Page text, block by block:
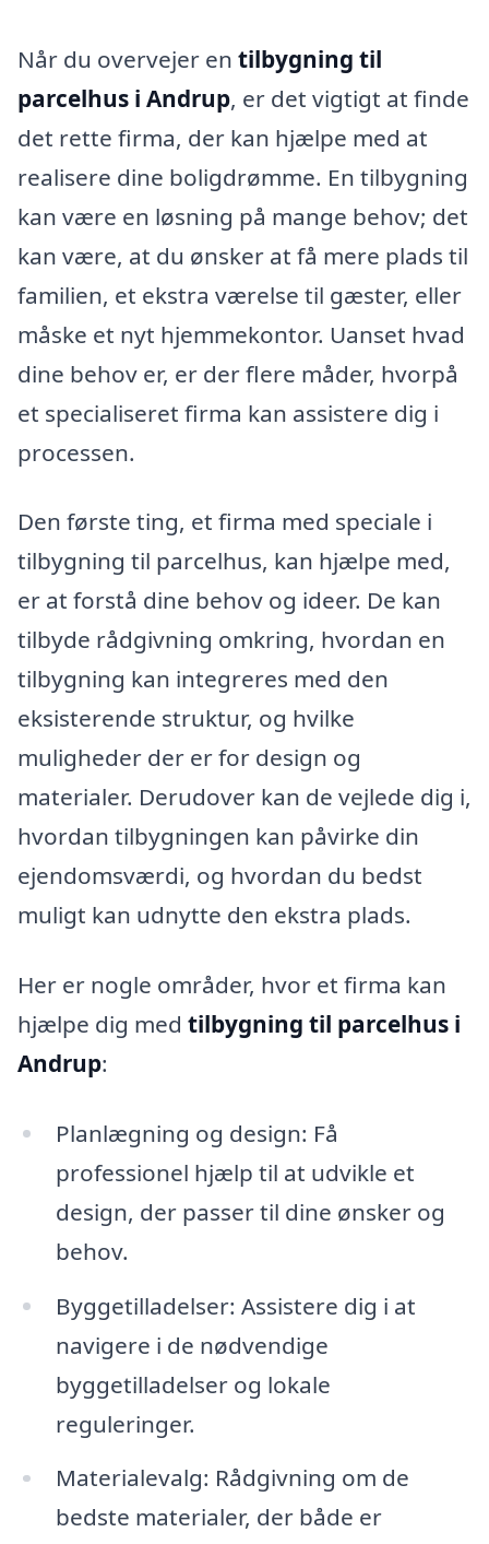
Når du overvejer en tilbygning til
parcelhus i Andrup, er det vigtigt at finde
det rette firma, der kan hjælpe med at
realisere dine boligdrømme. En tilbygning
kan være en løsning på mange behov; det
kan være, at du ønsker at få mere plads til
familien, et ekstra værelse til gæster, eller
måske et nyt hjemmekontor. Uanset hvad
dine behov er, er der flere måder, hvorpå
et specialiseret firma kan assistere dig i
processen.
Den første ting, et firma med speciale i
tilbygning til parcelhus, kan hjælpe med,
er at forstå dine behov og ideer. De kan
tilbyde rådgivning omkring, hvordan en
tilbygning kan integreres med den
eksisterende struktur, og hvilke
muligheder der er for design og
materialer. Derudover kan de vejlede dig i,
hvordan tilbygningen kan påvirke din
ejendomsværdi, og hvordan du bedst
muligt kan udnytte den ekstra plads.
Her er nogle områder, hvor et firma kan
hjælpe dig med tilbygning til parcelhus i
Andrup:
Planlægning og design: Få
professionel hjælp til at udvikle et
design, der passer til dine ønsker og
behov.
Byggetilladelser: Assistere dig i at
navigere i de nødvendige
byggetilladelser og lokale
reguleringer.
Materialevalg: Rådgivning om de
bedste materialer, der både er